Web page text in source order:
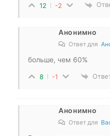
12 -2
Анонимно
Ответ для
больше, чем 60%
8 -1
Анонимно
Ответ для